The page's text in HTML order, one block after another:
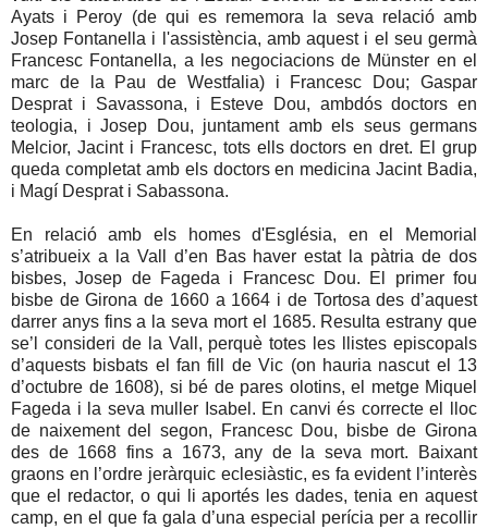
Ayats i Peroy (de qui es rememora la seva relació amb
Josep Fontanella i l'assistència, amb aquest i el seu germà
Francesc Fontanella, a les negociacions de Münster en el
marc de la Pau de Westfalia) i Francesc Dou; Gaspar
Desprat i Savassona, i Esteve Dou, ambdós doctors en
teologia, i Josep Dou, juntament amb els seus germans
Melcior, Jacint i Francesc, tots ells doctors en dret. El grup
queda completat amb els doctors en medicina Jacint Badia,
i Magí Desprat i Sabassona.
En relació amb els homes d'Església, en el Memorial
s’atribueix a la Vall d’en Bas haver estat la pàtria de dos
bisbes, Josep de Fageda i Francesc Dou. El primer fou
bisbe de Girona de 1660 a 1664 i de Tortosa des d’aquest
darrer anys fins a la seva mort el 1685. Resulta estrany que
se’l consideri de la Vall, perquè totes les llistes episcopals
d’aquests bisbats el fan fill de Vic (on hauria nascut el 13
d’octubre de 1608), si bé de pares olotins, el metge Miquel
Fageda i la seva muller Isabel. En canvi és correcte el lloc
de naixement del segon, Francesc Dou, bisbe de Girona
des de 1668 fins a 1673, any de la seva mort. Baixant
graons en l’ordre jeràrquic eclesiàstic, es fa evident l’interès
que el redactor, o qui li aportés les dades, tenia en aquest
camp, en el que fa gala d’una especial perícia per a recollir